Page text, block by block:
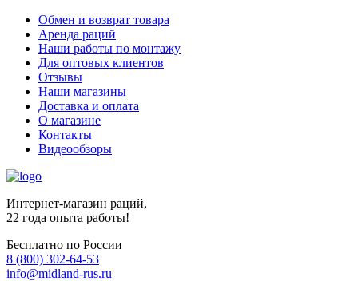
Обмен и возврат товара
Аренда раций
Наши работы по монтажу
Для оптовых клиентов
Отзывы
Наши магазины
Доставка и оплата
О магазине
Контакты
Видеообзоры
Интернет-магазин раций,
22 года опыта работы!
Бесплатно по России
8 (800) 302-64-53
info@midland-rus.ru